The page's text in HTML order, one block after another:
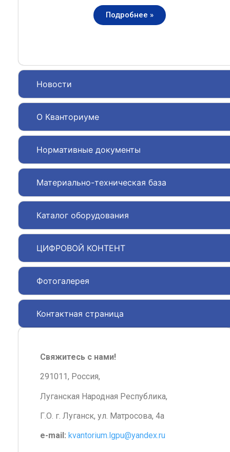
Новости
О Кванториуме
Нормативные документы
Материально-техническая база
Каталог оборудования
ЦИФРОВОЙ КОНТЕНТ
Фотогалерея
Контактная страница
Подробнее »
Свяжитесь с нами!
291011, Россия,
Луганская Народная Республика,
Г.О. г. Луганск, ул. Матросова, 4а
e-mail: kvantorium.lgpu@yandex.ru